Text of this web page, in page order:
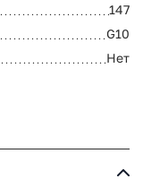
147
G10
Нет